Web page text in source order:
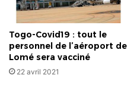
Togo-Covid19 : tout le
personnel de l’aéroport de
Lomé sera vacciné
22 avril 2021